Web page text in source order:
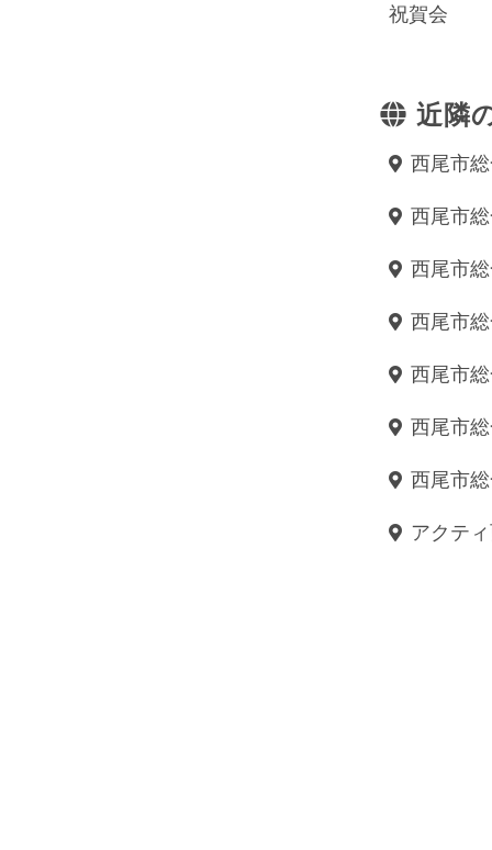
祝賀会
近隣
西尾市
西尾市
西尾市
西尾市
西尾市
西尾市
西尾市
アクテ